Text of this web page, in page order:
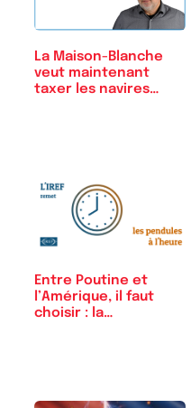
La Maison-Blanche
veut maintenant
taxer les navires
Entre Poutine et
l’Amérique, il faut
choisir : la…